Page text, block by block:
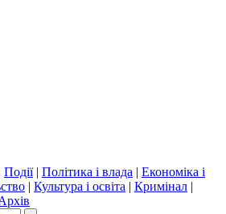
Події| Політика і влада | Економіка і
| Культура і освіта | Кримінал |